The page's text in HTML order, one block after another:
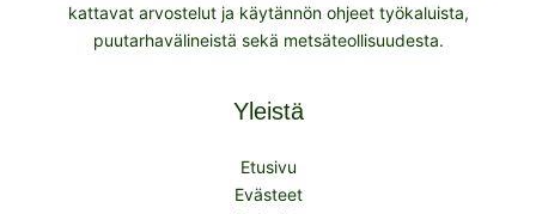
kattavat arvostelut ja käytännön ohjeet työkaluista,
puutarhavälineistä sekä metsäteollisuudesta.
Yleistä
Etusivu
Evästeet